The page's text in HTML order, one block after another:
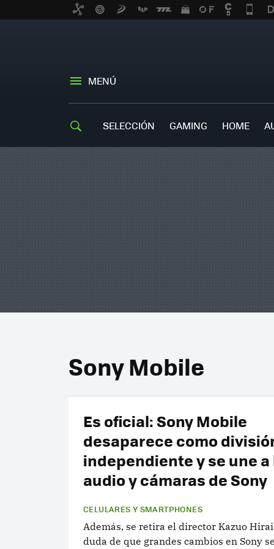
MENÚ
SELECCIÓN GAMING HOME
Sony Mobile
Es oficial: Sony Mobile
desaparece como
independiente y se une a
audio y cámaras de Sony
CELULARES Y SMARTPHONES
Además, se retira el director Kazuo
duda de que grandes cambios en Sony